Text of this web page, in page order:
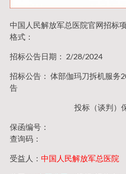
中国人民解放军总医院官网招标
格式：
招标公告日期： 2/28/2024
招标公告： 体部伽玛刀拆机服务
告
投标（谈判）
保函编号：
查询码：
受益人： 中国人民解放军总医院